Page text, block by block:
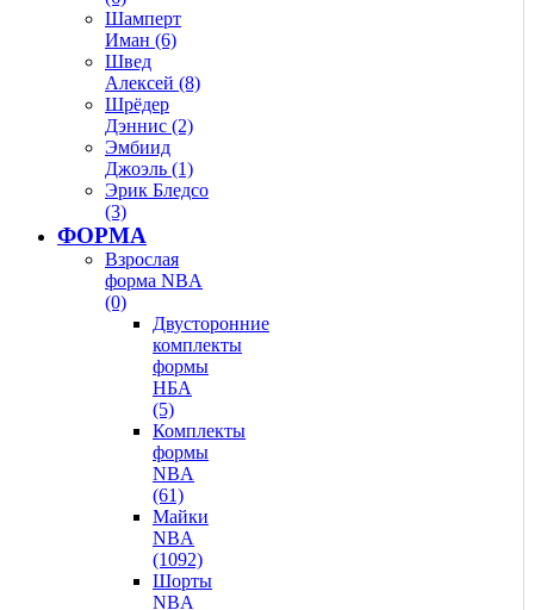
Шамперт
Иман (6)
Швед
Алексей (8)
Шрёдер
Дэннис (2)
Эмбиид
Джоэль (1)
Эрик Бледсо
(3)
ФОРМА
Взрослая
форма NBA
(0)
Двусторонние
комплекты
формы
НБА
(5)
Комплекты
формы
NBA
(61)
Майки
NBA
(1092)
Шорты
NBA